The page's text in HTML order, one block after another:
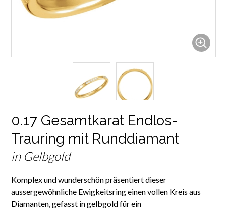
0.17 Gesamtkarat Endlos-
Trauring mit Runddiamant
in Gelbgold
Komplex und wunderschön präsentiert dieser
aussergewöhnliche Ewigkeitsring einen vollen Kreis aus
Diamanten, gefasst in gelbgold für ein